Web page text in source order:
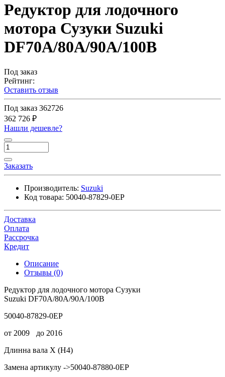
Редуктор для лодочного
мотора Сузуки Suzuki
DF70A/80A/90A/100B
Под заказ
Рейтинг:
Оставить отзыв
Под заказ 362726
362 726 ₽
Нашли дешевле?
Заказать
Производитель: Suzuki
Код товара: 50040-87829-0EP
Доставка
Оплата
Рассрочка
Кредит
Описание
Отзывы (0)
Редуктор для лодочного мотора Сузуки
Suzuki DF70A/80A/90A/100B
50040-87829-0EP
от 2009
до 2016
Длинна вала X (H4)
Замена артикулу ->50040-87880-0EP